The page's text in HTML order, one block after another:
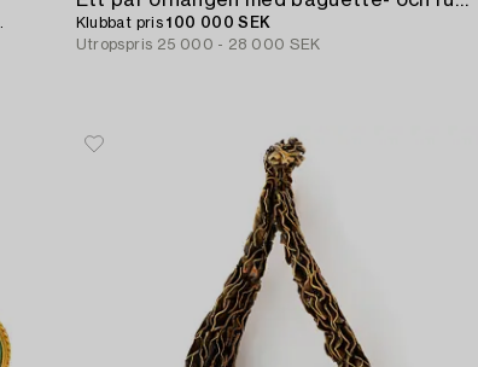
Klubbat pris100 000 SEK
Utropspris 25 000 - 28 000 SEK